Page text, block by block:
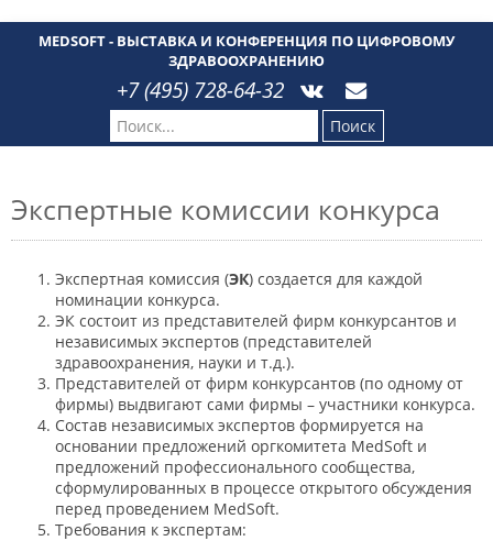
MEDSOFT - ВЫСТАВКА И КОНФЕРЕНЦИЯ ПО ЦИФРОВОМУ
ЗДРАВООХРАНЕНИЮ
+7 (495) 728-64-32
Поиск
Экспертные комиссии конкурса
Экспертная комиссия (ЭК) создается для каждой
номинации конкурса.
ЭК состоит из представителей фирм конкурсантов и
независимых экспертов (представителей
здравоохранения, науки и т.д.).
Представителей от фирм конкурсантов (по одному от
фирмы) выдвигают сами фирмы – участники конкурса.
Состав независимых экспертов формируется на
основании предложений оргкомитета MedSoft и
предложений профессионального сообщества,
сформулированных в процессе открытого обсуждения
перед проведением MedSoft.
Требования к экспертам: